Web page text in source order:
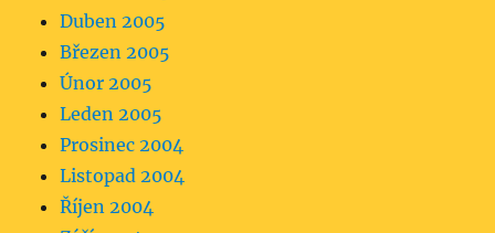
Duben 2005
Březen 2005
Únor 2005
Leden 2005
Prosinec 2004
Listopad 2004
Říjen 2004